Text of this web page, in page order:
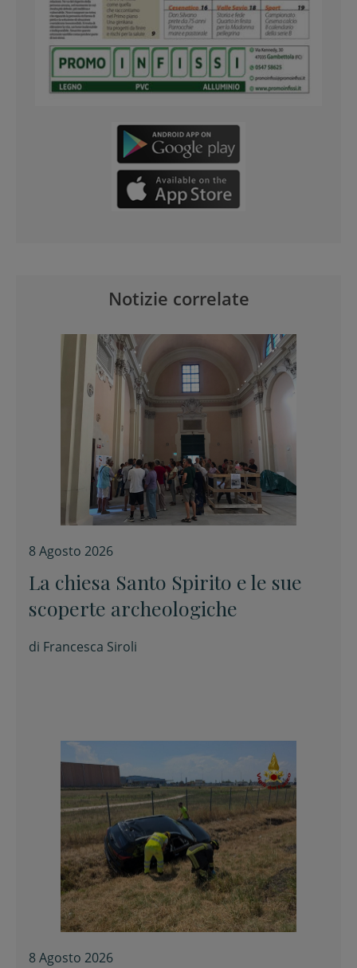
Notizie correlate
8 Agosto 2026
La chiesa Santo Spirito e le sue
scoperte archeologiche
di Francesca Siroli
8 Agosto 2026